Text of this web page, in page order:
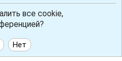
все cookie,